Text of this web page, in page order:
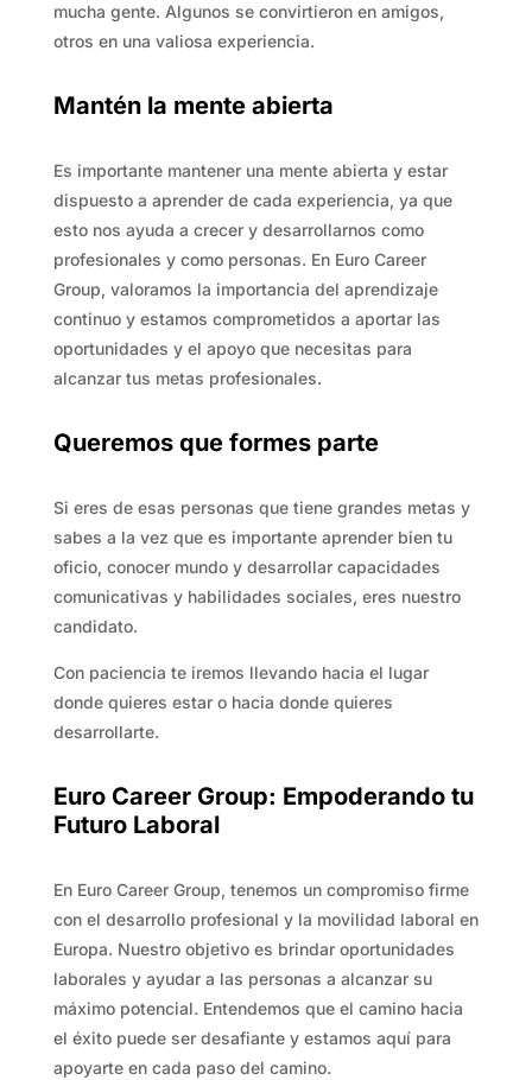
mucha gente. Algunos se convirtieron en amigos,
otros en una valiosa experiencia.
Mantén la mente abierta
Es importante mantener una mente abierta y estar
dispuesto a aprender de cada experiencia, ya que
esto nos ayuda a crecer y desarrollarnos como
profesionales y como personas. En Euro Career
Group, valoramos la importancia del aprendizaje
continuo y estamos comprometidos a aportar las
oportunidades y el apoyo que necesitas para
alcanzar tus metas profesionales.
Queremos que formes parte
Si eres de esas personas que tiene grandes metas y
sabes a la vez que es importante aprender bien tu
oficio, conocer mundo y desarrollar capacidades
comunicativas y habilidades sociales, eres nuestro
candidato.
Con paciencia te iremos llevando hacia el lugar
donde quieres estar o hacia donde quieres
desarrollarte.
Euro Career Group: Empoderando tu
Futuro Laboral
En Euro Career Group, tenemos un compromiso firme
con el desarrollo profesional y la movilidad laboral en
Europa. Nuestro objetivo es brindar oportunidades
laborales y ayudar a las personas a alcanzar su
máximo potencial. Entendemos que el camino hacia
el éxito puede ser desafiante y estamos aquí para
apoyarte en cada paso del camino.